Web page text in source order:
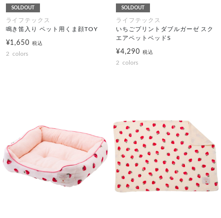
SOLDOUT
ライフテックス
鳴き笛入り ペット用くま顔TOY
¥1,650税込
2 colors
SOLDOUT
ライフテックス
いちごプリントダブルガーゼ スク
エアペットベッドS
¥4,290 税込
2 colors